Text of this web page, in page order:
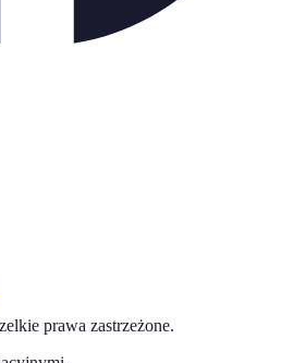
prawa zastrzeżone.